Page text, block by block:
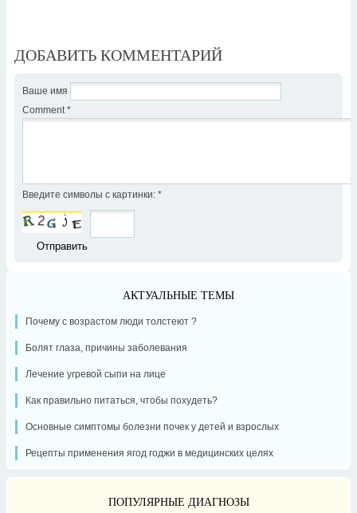
ДОБАВИТЬ КОММЕНТАРИЙ
Ваше имя
Comment *
Введите символы с картинки: *
АКТУАЛЬНЫЕ ТЕМЫ
Почему с возрастом люди толстеют ?
Болят глаза, причины заболевания
Лечение угревой сыпи на лице
Как правильно питаться, чтобы похудеть?
Основные симптомы болезни почек у детей и взрослых
Рецепты применения ягод годжи в медицинских целях
ПОПУЛЯРНЫЕ ДИАГНОЗЫ